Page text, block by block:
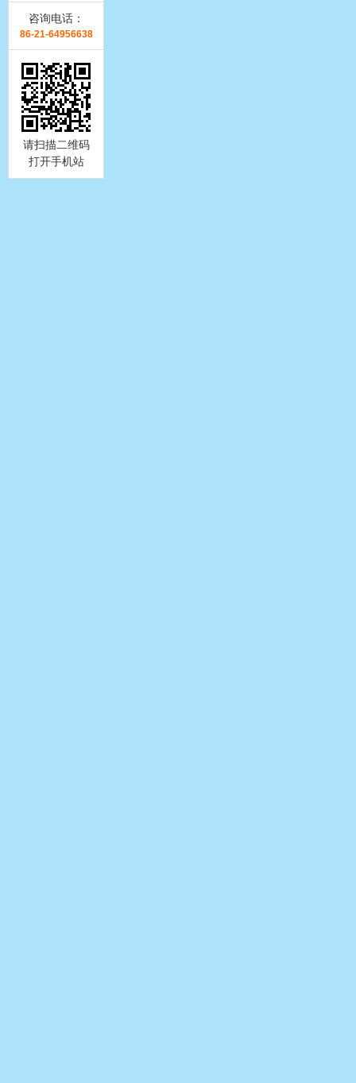
咨询电话：
86-21-64956638
请扫描二维码
打开手机站